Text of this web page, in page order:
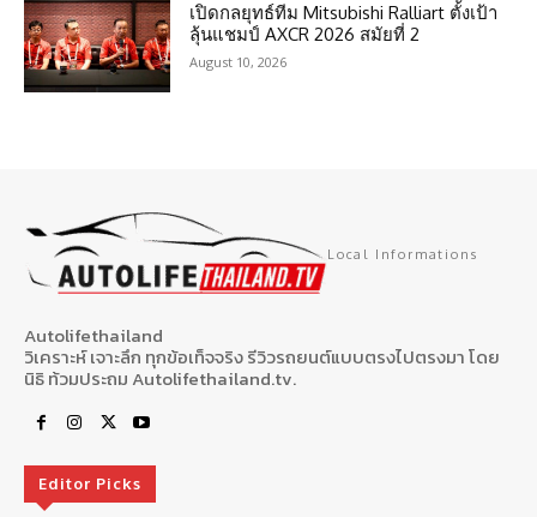
เปิดกลยุทธ์ทีม Mitsubishi Ralliart ตั้งเป้า
ลุ้นแชมป์ AXCR 2026 สมัยที่ 2
August 10, 2026
Local Informations
Autolifethailand
วิเคราะห์ เจาะลึก ทุกข้อเท็จจริง รีวิวรถยนต์แบบตรงไปตรงมา โดย
นิธิ ท้วมประถม Autolifethailand.tv.
Editor Picks